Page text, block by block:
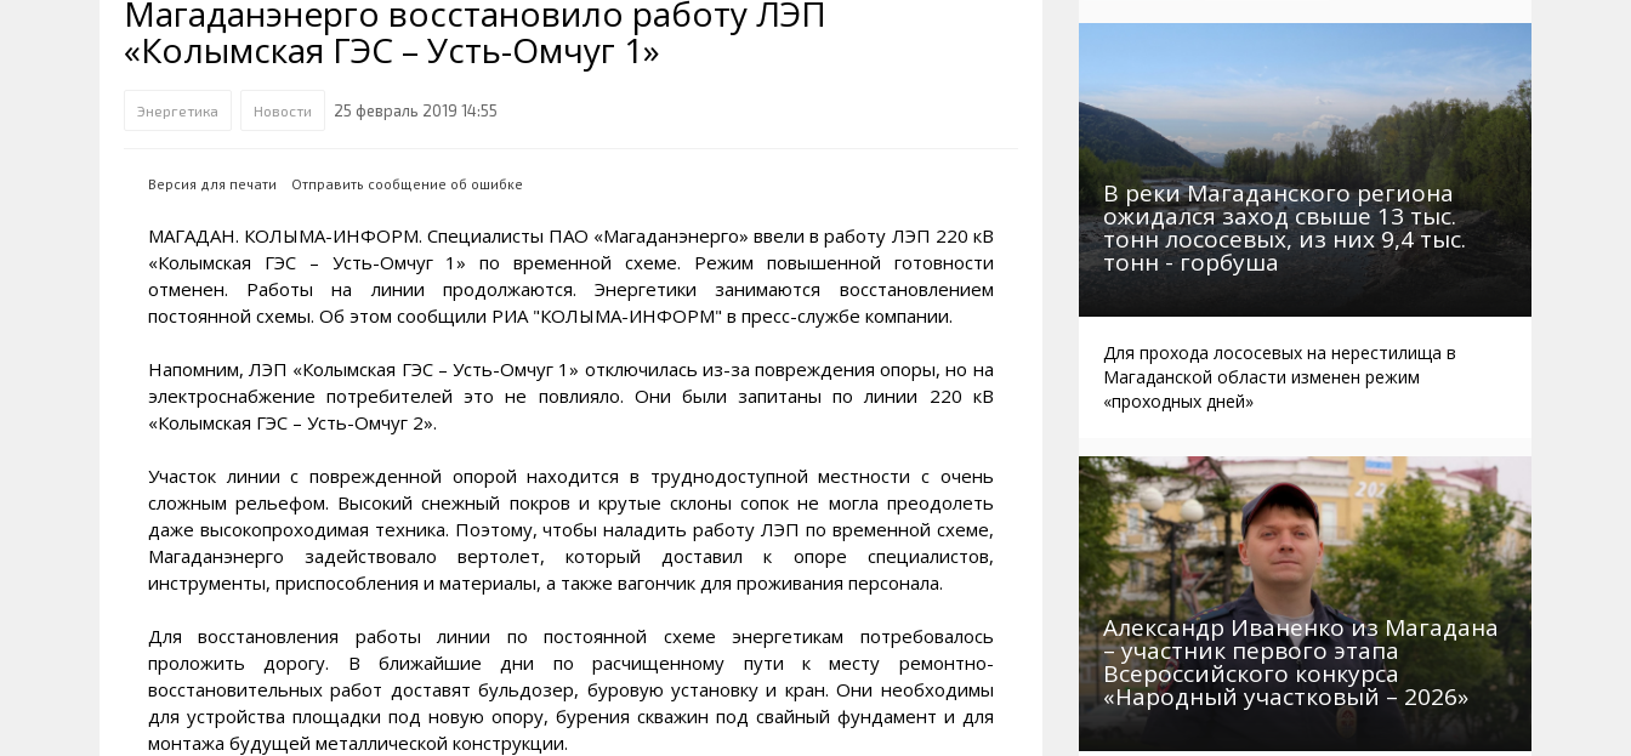
Транспортная инфраструктура
Их надо знать. Галерея славы
Достопримечательности
Туристическик маршруты
Интерактивная карта
Песни о Колыме
Автобусы Магадан – Аэропорт
Таблица приливов отливов
Губернатор
Наркоте нет
Сельское хозяйство
Аварии ДТП
Кванториум
Визит
Горнолыжная школа
Алименты
Магадан в Instagram
Не мусорить
Браконьеры
Магаданэнерго восстановило работу ЛЭП
«Колымская ГЭС – Усть-Омчуг 1»
Энергетика Новости 25 февраль 2019 14:55
Версия для печати Отправить сообщение об ошибке
МАГАДАН. КОЛЫМА-ИНФОРМ. Специалисты ПАО «Магаданэнерго» ввели в работу ЛЭП 220 кВ
«Колымская ГЭС – Усть-Омчуг 1» по временной схеме. Режим повышенной готовности
отменен. Работы на линии продолжаются. Энергетики занимаются восстановлением
постоянной схемы. Об этом сообщили РИА "КОЛЫМА-ИНФОРМ" в пресс-службе компании.
Напомним, ЛЭП «Колымская ГЭС – Усть-Омчуг 1» отключилась из-за повреждения опоры, но на
электроснабжение потребителей это не повлияло. Они были запитаны по линии 220 кВ
«Колымская ГЭС – Усть-Омчуг 2».
Участок линии с поврежденной опорой находится в труднодоступной местности с очень
сложным рельефом. Высокий снежный покров и крутые склоны сопок не могла преодолеть
даже высокопроходимая техника. Поэтому, чтобы наладить работу ЛЭП по временной схеме,
Магаданэнерго задействовало вертолет, который доставил к опоре специалистов,
инструменты, приспособления и материалы, а также вагончик для проживания персонала.
Для восстановления работы линии по постоянной схеме энергетикам потребовалось
проложить дорогу. В ближайшие дни по расчищенному пути к месту ремонтно-
восстановительных работ доставят бульдозер, буровую установку и кран. Они необходимы
для устройства площадки под новую опору, бурения скважин под свайный фундамент и для
монтажа будущей металлической конструкции.
В реки Магаданского региона
ожидался заход свыше 13 тыс.
тонн лососевых, из них 9,4 тыс.
тонн - горбуша
Для прохода лососевых на нерестилища в
Магаданской области изменен режим
«проходных дней»
Александр Иваненко из Магадана
– участник первого этапа
Всероссийского конкурса
«Народный участковый – 2026»